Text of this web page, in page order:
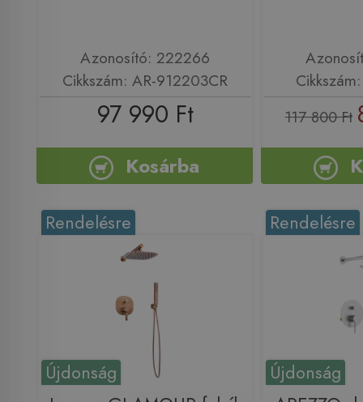
Azonosító: 222266
Cikkszám: AR-912203CR
97 990 Ft
Kosárba
117 800 Ft
Újdonság
Rendelésre
Újdonság
Rendelésre